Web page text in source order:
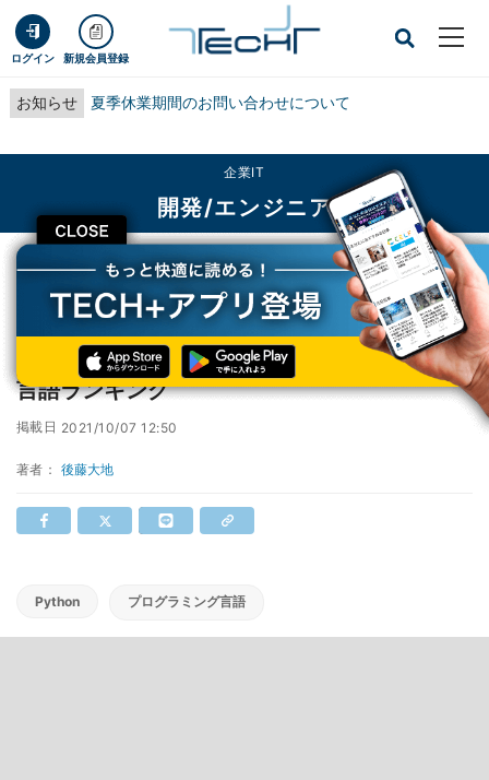
ログイン 新規会員登録
お知らせ 夏季休業期間のお問い合わせについて
CLOSE
企業IT
開発/エンジニア
TECH+ 企業IT
開発/エンジニア
Pythonが第1位、10月TIOBEプログラミング言語ランキング
Pythonが第1位、10月TIOBEプログラミング
言語ランキング
掲載日 2021/10/07 12:50
著者： 後藤大地
Python プログラミング言語